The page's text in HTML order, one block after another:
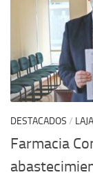
DESTACADOS / LAJA
Farmacia